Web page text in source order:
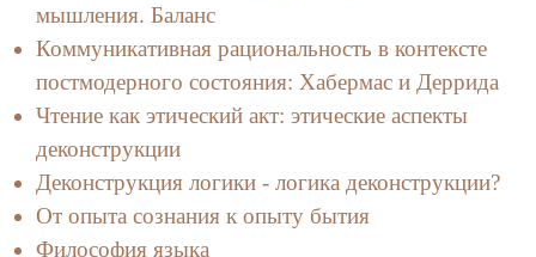
мышления. Баланс
Коммуникативная рациональность в контексте
постмодерного состояния: Хабермас и Деррида
Чтение как этический акт: этические аспекты
деконструкции
Деконструкция логики - логика деконструкции?
От опыта сознания к опыту бытия
Философия языка